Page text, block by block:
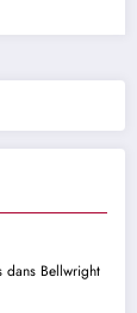
dans Bellwright